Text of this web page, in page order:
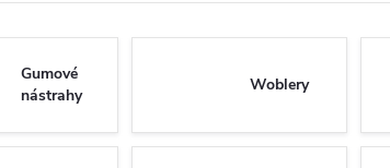
Gumové
nástrahy
Woblery